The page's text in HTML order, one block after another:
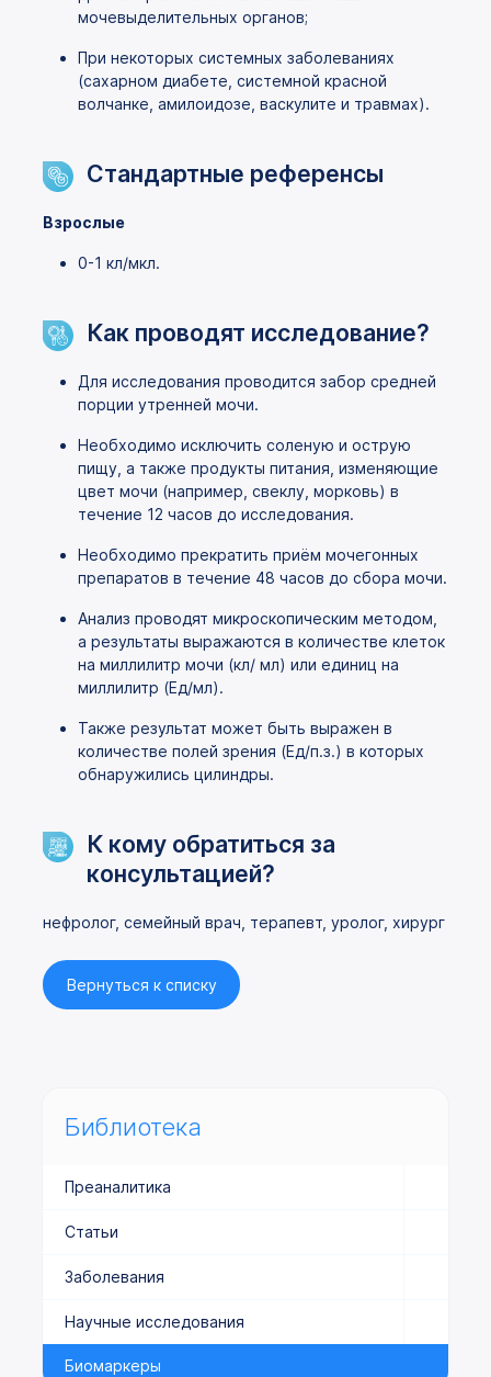
мочевыделительных органов;
При некоторых системных заболеваниях
(сахарном диабете, системной красной
волчанке, амилоидозе, васкулите и травмах).
Стандартные референсы
Взрослые
0-1 кл/мкл.
Как проводят исследование?
Для исследования проводится забор средней
порции утренней мочи.
Необходимо исключить соленую и острую
пищу, а также продукты питания, изменяющие
цвет мочи (например, свеклу, морковь) в
течение 12 часов до исследования.
Необходимо прекратить приём мочегонных
препаратов в течение 48 часов до сбора мочи.
Анализ проводят микроскопическим методом,
а результаты выражаются в количестве клеток
на миллилитр мочи (кл/ мл) или единиц на
миллилитр (Ед/мл).
Также результат может быть выражен в
количестве полей зрения (Ед/п.з.) в которых
обнаружились цилиндры.
К кому обратиться за
консультацией?
нефролог, семейный врач, терапевт, уролог, хирург
Вернуться к списку
Библиотека
Преаналитика
Статьи
Заболевания
Научные исследования
Биомаркеры